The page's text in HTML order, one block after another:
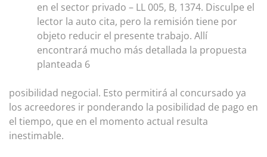
en el sector privado – LL 005, B, 1374. Disculpe el
lector la auto cita, pero la remisión tiene por
objeto reducir el presente trabajo. Allí
encontrará mucho más detallada la propuesta
planteada 6
posibilidad negocial. Esto permitirá al concursado ya
los acreedores ir ponderando la posibilidad de pago en
el tiempo, que en el momento actual resulta
inestimable.